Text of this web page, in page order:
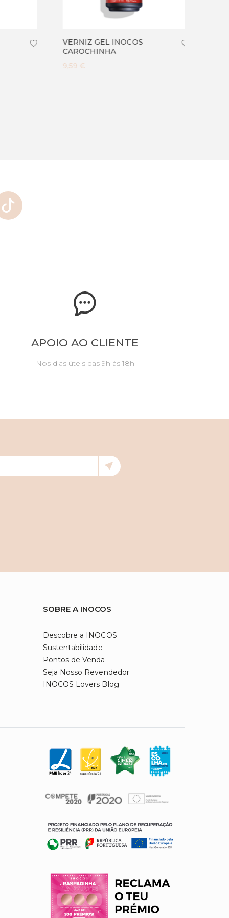
VERNIZ GEL INOCOS
CAROCHINHA
9,59 €
APOIO AO CLIENTE
Nos dias úteis das 9h às 18h
SOBRE A INOCOS
Descobre a INOCOS
Sustentabilidade
Pontos de Venda
Seja Nosso Revendedor
INOCOS Lovers Blog